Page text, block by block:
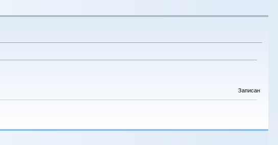
Записан